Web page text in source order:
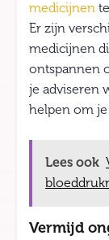
medicijnen
Er zijn
medicijnen
ontspannen
je adviseren
helpen om
Lees ook
Vermijd